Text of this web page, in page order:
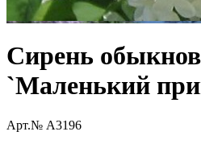
Сирень
`Маленький
Арт.№ A3196